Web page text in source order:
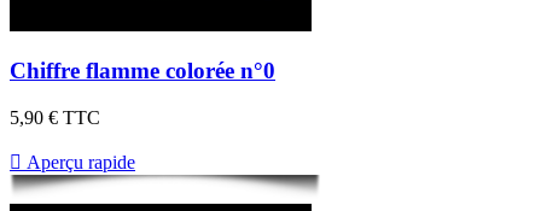
Chiffre flamme colorée n°0
5,90 € TTC
 Aperçu rapide